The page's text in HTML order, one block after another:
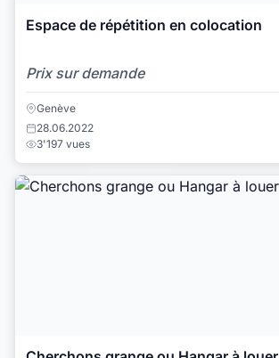
Espace de répétition en colocation
Prix sur demande
Genève
28.06.2022
3'197 vues